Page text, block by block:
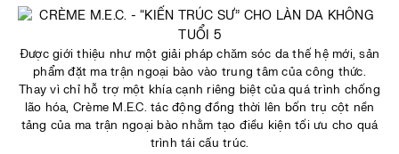
Được giới thiệu như một giải pháp chăm sóc da thế hệ mới, sản
phẩm đặt ma trận ngoại bào vào trung tâm của công thức.
Thay vì chỉ hỗ trợ một khía cạnh riêng biệt của quá trình chống
lão hóa, Crème M.E.C. tác động đồng thời lên bốn trụ cột nền
tảng của ma trận ngoại bào nhằm tạo điều kiện tối ưu cho quá
trình tái cấu trúc.